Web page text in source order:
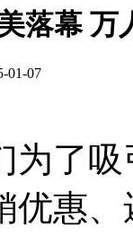
落幕 万
01-07
了吸
优惠